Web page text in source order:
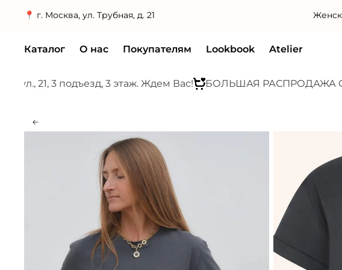
📍 г. Москва, ул. Трубная, д. 21
Каталог О нас Покупателям Lookbook Atelier
21, 3 подъезд, 3 этаж. Ждем Вас! БОЛЬШАЯ РАСПРОДАЖА